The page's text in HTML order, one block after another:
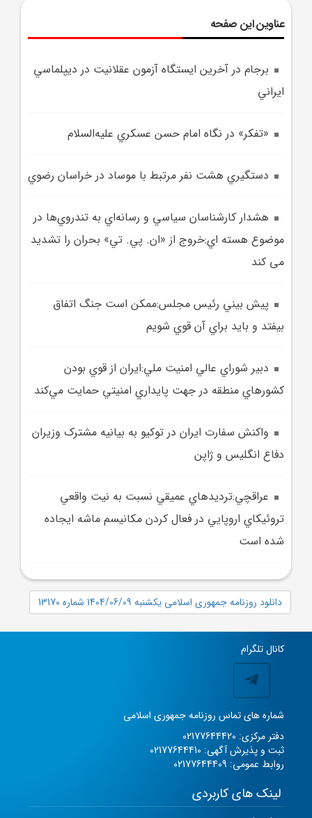
عناوین این صفحه
برجام در آخرين ايستگاه آزمون عقلانيت در ديپلماسي
ايراني
«تفکر» در نگاه امام حسن عسکري عليه‌السلام
دستگيري هشت نفر مرتبط با موساد در خراسان رضوي
هشدار کارشناسان سياسي و رسانه‌اي به تندروي‌ها در
موضوع هسته اي:خروج از «ان. پي. تي» بحران را تشديد
می کند
پيش بيني رئيس مجلس:ممکن است جنگ اتفاق
بيفتد و بايد براي آن قوي شويم
دبير شوراي عالي امنيت ملي:ايران از قوي بودن
کشورهاي منطقه در جهت پايداري امنيتي حمايت مي‌کند
واکنش سفارت ايران در توکيو به بيانيه مشترک وزيران
دفاع انگليس و ژاپن
عراقچي:ترديد‌هاي عميقي نسبت به نيت واقعي
تروئيکاي اروپايي در فعال کردن مکانيسم ماشه ايجاده
شده است
دانلود روزنامه جمهوری اسلامی یکشنبه 1404/06/09 شماره 13170
کانال تلگرام
شماره های تماس روزنامه جمهوری اسلامی
دفتر مرکزی: 02177644420
ثبت و پذیرش آگهی: 02177644410
روابط عمومی: 02177644409
لینک های کاربردی